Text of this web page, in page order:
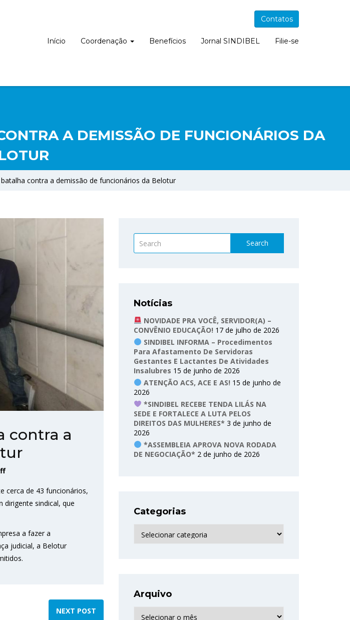
Contatos
Início Coordenação Benefícios Jornal SINDIBEL Filie-se
A DEMISSÃO DE FUNCIONÁRIOS DA
contra a demissão de funcionários da Belotur
contra a
cerca de 43 funcionários,
dirigente sindical, que
a fazer a
judicial, a Belotur
NEXT POST
Search
Notícias
NOVIDADE PRA VOCÊ, SERVIDOR(A) –
CONVÊNIO EDUCAÇÃO! 17 de julho de 2026
SINDIBEL INFORMA – Procedimentos
Para Afastamento De Servidoras
Gestantes E Lactantes De Atividades
Insalubres 15 de junho de 2026
ATENÇÃO ACS, ACE E AS! 15 de junho de
2026
*SINDIBEL RECEBE TENDA LILÁS NA
SEDE E FORTALECE A LUTA PELOS
DIREITOS DAS MULHERES* 3 de junho de
2026
*ASSEMBLEIA APROVA NOVA RODADA
DE NEGOCIAÇÃO* 2 de junho de 2026
Categorias
Categorias
Arquivo
Arquivo